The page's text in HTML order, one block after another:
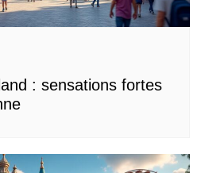
: sensations fortes